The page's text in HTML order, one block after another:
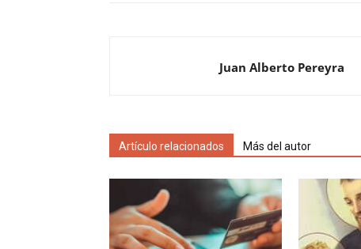
Juan Alberto Pereyra
Artículo relacionados Más del autor